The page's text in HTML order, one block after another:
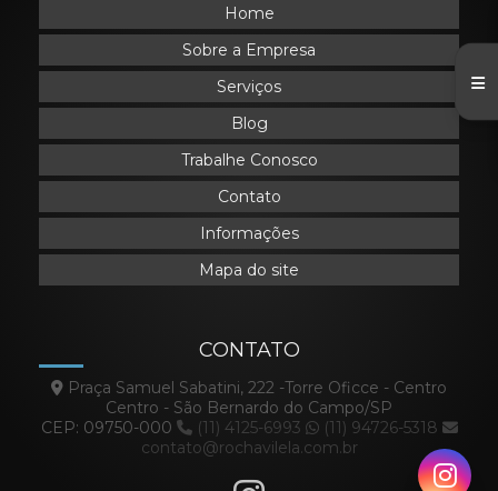
Home
Sobre a Empresa
Serviços
Blog
Trabalhe Conosco
Contato
Informações
Mapa do site
CONTATO
Praça Samuel Sabatini, 222 -Torre Oficce - Centro
Centro - São Bernardo do Campo/SP
CEP: 09750-000
(11) 4125-6993
(11) 94726-5318
contato@rochavilela.com.br